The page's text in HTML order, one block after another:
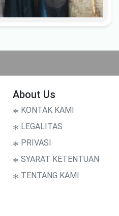
About Us
* KONTAK KAMI
* LEGALITAS
* PRIVASI
* SYARAT KETENTUAN
* TENTANG KAMI